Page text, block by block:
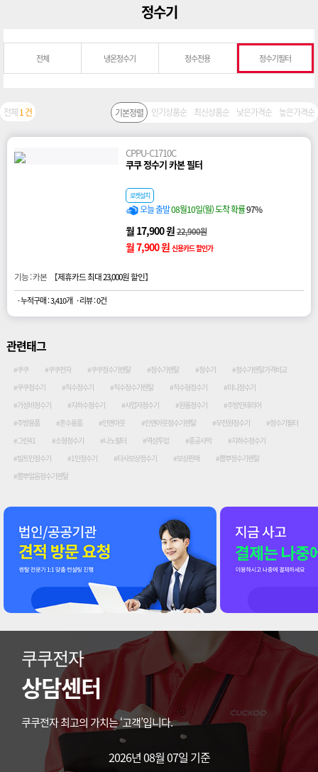
정수기
전체 냉온정수기 정수전용 정수기필터
전체1 건 기본정렬 인기상품순 최신상품순 낮은가격순 높은가격순
CPPU-C1710C
쿠쿠 정수기 카본 필터
로켓설치
오늘 출발08월10일(월) 도착 확률97%
월 17,900 원22,900원
월 7,900 원 신용카드 할인가
기능 : 카본 【제휴카드 최대 23,000원 할인】
· 누적구매 : 3,410개 · 리뷰 : 0건
관련태그
#쿠쿠 #쿠쿠전자 #쿠쿠정수기렌탈 #정수기렌탈 #정수기
#정수기렌탈가격비교
#쿠쿠정수기
#직수정수기 #직수정수기렌탈 #직수형정수기
#미니정수기
#가성비정수기
#지하수정수기 #사업자정수기 #원룸정수기
#주방인테리어
#주방용품
#혼수용품 #인앤아웃 #인앤아웃정수기렌탈 #무전원정수기
#정수기필터
#그린41
#소형정수기 #나노필터 #역삼투압 #중공사막
#지하수정수기
#빌트인정수기
#1인정수기 #타사보상정수기 #보상판매
#뽐뿌정수기렌탈
#뽐뿌얼음정수기렌탈
쿠쿠전자
상담센터
쿠쿠전자 최고의 가치는 ‘고객’입니다.
2026년 08월 07일 기준